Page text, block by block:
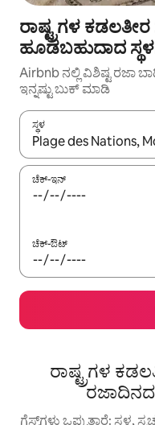
ರಾಷ್ಟ್ರಗಳ
ಹೂಡಬಹುದಾದ
Airbnb ನಲ್ಲಿ ವಿಶಿಷ್ಟ ರಜಾ
ಇನ್ನಷ್ಟು ಬುಕ್ ಮಾಡಿ
ಸ್ಥಳ
ಫಲಿತಾಂಶಗಳು
ಚೆಕ್-ಇನ್
ಚೆಕ್-ಔಟ್
ರಾಷ್ಟ್ರಗಳ
ಗೆಸ್ಟ್‌ಗಳು ಒಪ್ಪುತ್ತಾರೆ: ಸ್ಥಳ,